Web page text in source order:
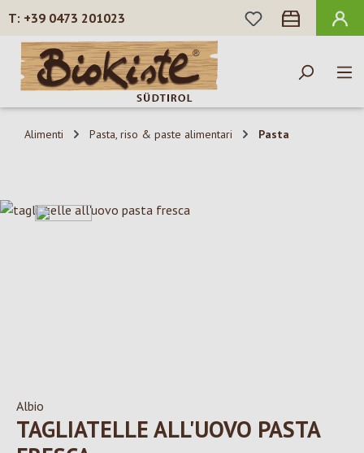
Passa al contenuto principale
+39 0473 201023
HAI 0 ARTICOLI
Alimenti Pasta, riso & paste alimentari Pasta
Salta la galleria di immagini
Albio
TAGLIATELLE ALL'UOVO PASTA